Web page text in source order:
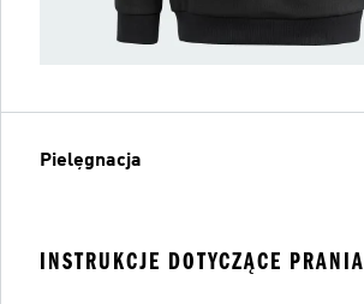
Pielęgnacja
INSTRUKCJE DOTYCZĄCE PRANIA